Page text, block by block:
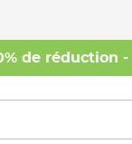
de réduction -